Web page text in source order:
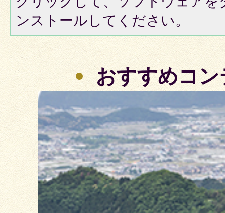
ンストールしてください。
おすすめコ
3
枚
目
の
ス